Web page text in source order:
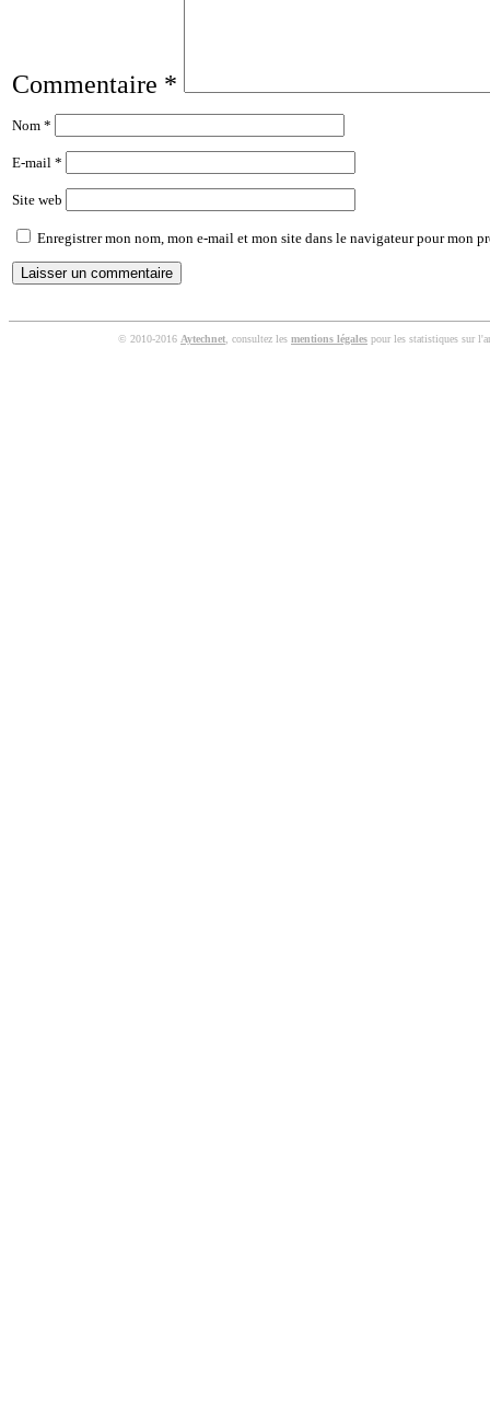
Commentaire *
Nom *
E-mail *
Site web
Enregistrer mon nom, mon e-mail et mon site dans le navigateur pour mon
© 2010-2016 Aytechnet , consultez les mentions légales pour les statistiques sur